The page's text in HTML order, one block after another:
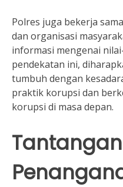
Polres juga bekerja
dan organisasi
informasi mengenai
pendekatan ini,
tumbuh dengan
praktik korupsi dan
korupsi di masa depan.